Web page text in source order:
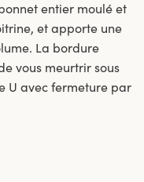
entier moulé et
et apporte une
La bordure
vous meurtrir sous
U avec fermeture par